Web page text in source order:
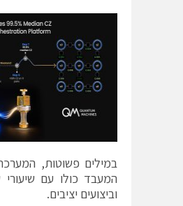
במילים פשוטות,
המעבד כולו עם שיעורי
וביצועים יציבים.